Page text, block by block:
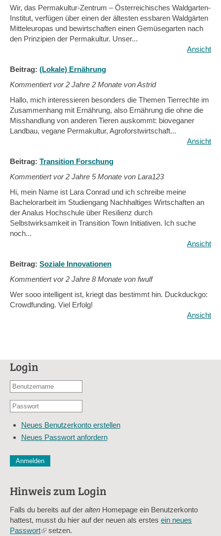
Wir, das Permakultur-Zentrum – Österreichisches Waldgarten-
Institut, verfügen über einen der ältesten essbaren Waldgärten
Mitteleuropas und bewirtschaften einen Gemüsegarten nach
den Prinzipien der Permakultur. Unser...
Ansicht
Beitrag: (Lokale) Ernährung
Kommentiert vor2 Jahre 2 Monate von Astrid
Hallo, mich interessieren besonders die Themen Tierrechte im
Zusammenhang mit Ernährung, also Ernährung die ohne die
Misshandlung von anderen Tieren auskommt: bioveganer
Landbau, vegane Permakultur, Agroforstwirtschaft...
Ansicht
Beitrag: Transition Forschung
Kommentiert vor2 Jahre 5 Monate von Lara123
Hi, mein Name ist Lara Conrad und ich schreibe meine
Bachelorarbeit im Studiengang Nachhaltiges Wirtschaften an
der Analus Hochschule über Resilienz durch
Selbstwirksamkeit in Transition Town Initiativen. Ich suche
noch...
Ansicht
Beitrag: Soziale Innovationen
Kommentiert vor2 Jahre 8 Monate von fwulf
Wer sooo intelligent ist, kriegt das bestimmt hin. Duckduckgo:
Crowdfunding. Viel Erfolg!
Ansicht
Login
Benutzername
E-
Adresse
Passwort
Neues Benutzerkonto erstellen
Neues Passwort anfordern
Diese Sicherheitsfrage überprüft, ob Sie ein menschlicher
Sag mir nicht, wie viele Sternlein stehen
Hinweis zum Login
Falls du bereits auf der alten Homepage ein Benutzerkonto
hattest, musst du hier auf der neuen als erstes ein neues
Passwort(linksetzen.